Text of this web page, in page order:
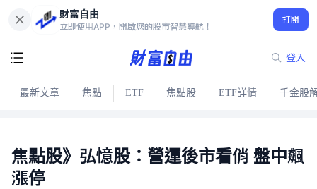
財富自由
立即使用APP，開啟您的股市智慧導航！
打開
登入
最新文章 焦點 ETF 焦點股 ETF詳情 千金股
焦點股》弘憶股：營運後市看俏 盤中飆
漲停